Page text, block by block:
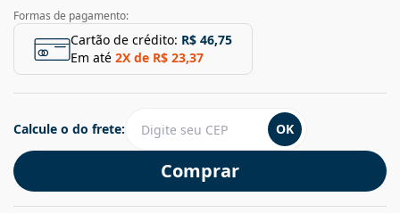
Formas de pagamento:
Cartão de crédito: R$ 46,75
Em até 2X de R$ 23,37
Comprar
Calcule o do frete: OK